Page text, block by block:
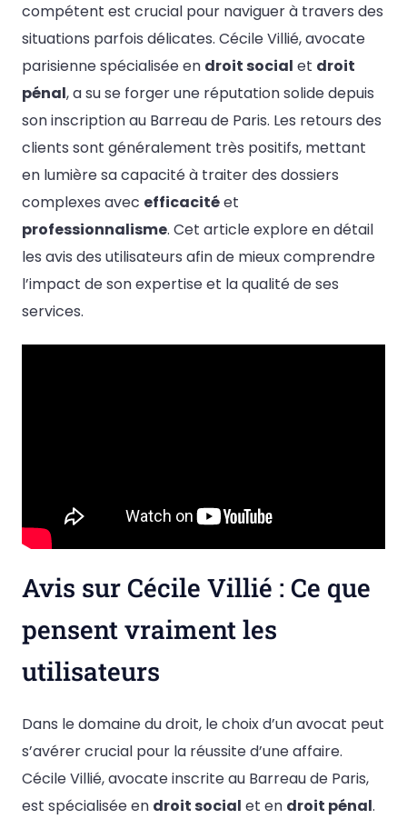
compétent est crucial pour naviguer à travers des
situations parfois délicates. Cécile Villié, avocate
parisienne spécialisée en droit social et droit
pénal, a su se forger une réputation solide depuis
son inscription au Barreau de Paris. Les retours des
clients sont généralement très positifs, mettant
en lumière sa capacité à traiter des dossiers
complexes avec efficacitéet
professionnalisme. Cet article explore en détail
les avis des utilisateurs afin de mieux comprendre
l’impact de son expertise et la qualité de ses
services.
Avis sur Cécile Villié : Ce que
pensent vraiment les
utilisateurs
Dans le domaine du droit, le choix d’un avocat peut
s’avérer crucial pour la réussite d’une affaire.
Cécile Villié, avocate inscrite au Barreau de Paris,
est spécialisée en droit social et en droit pénal.